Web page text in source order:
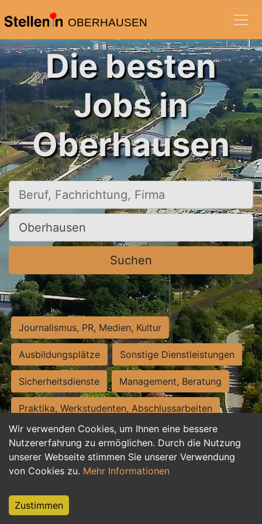
OBERHAUSEN
Wir verwenden Cookies, um Ihnen eine bessere
Nutzererfahrung zu ermöglichen. Durch die Nutzung
unserer Webseite stimmen Sie unserer Verwendung
von Cookies zu. Mehr Informationen
Zustimmen
Die besten
Jobs in
Oberhausen
Beruf, Fachrichtung, Firma
Ort, Stadt
Suchen
Journalismus, PR, Medien, Kultur
Ausbildungsplätze Sonstige Dienstleistungen
Sicherheitsdienste Management, Beratung
Praktika, Werkstudenten, Abschlussarbeiten
Personalwesen Assistenz, Sekretariat
Hilfskräfte, Aushilfs- und Nebenjobs
Weiterbildung, Studium, duale Ausbildung